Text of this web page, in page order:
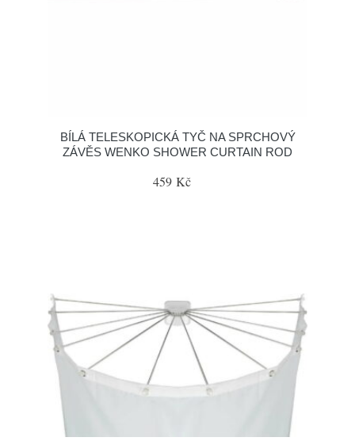
BÍLÁ TELESKOPICKÁ TYČ NA SPRCHOVÝ
ZÁVĚS WENKO SHOWER CURTAIN ROD
459 Kč